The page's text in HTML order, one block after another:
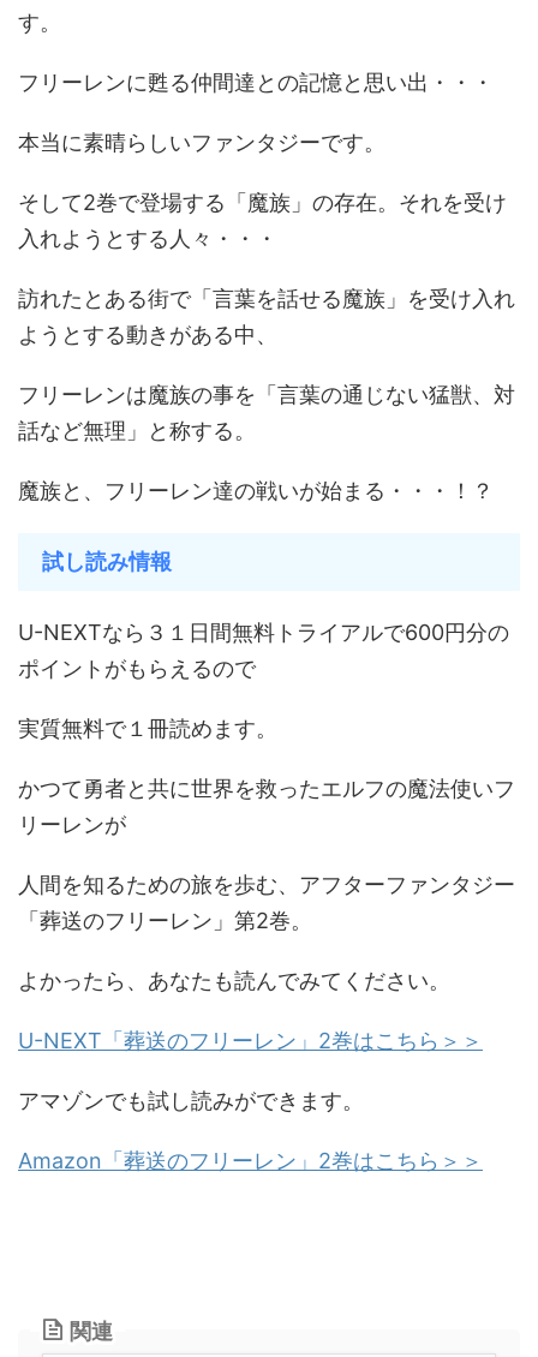
す。
フリーレンに甦る仲間達との記憶と思い出・・・
本当に素晴らしいファンタジーです。
そして2巻で登場する「魔族」の存在。それを受け
入れようとする人々・・・
訪れたとある街で「言葉を話せる魔族」を受け入れ
ようとする動きがある中、
フリーレンは魔族の事を「言葉の通じない猛獣、対
話など無理」と称する。
魔族と、フリーレン達の戦いが始まる・・・！？
試し読み情報
U-NEXTなら３１日間無料トライアルで600円分の
ポイントがもらえるので
実質無料で１冊読めます。
かつて勇者と共に世界を救ったエルフの魔法使いフ
リーレンが
人間を知るための旅を歩む、アフターファンタジー
「葬送のフリーレン」第2巻。
よかったら、あなたも読んでみてください。
U-NEXT「葬送のフリーレン」2巻はこちら＞＞
アマゾンでも試し読みができます。
Amazon「葬送のフリーレン」2巻はこちら＞＞
関連